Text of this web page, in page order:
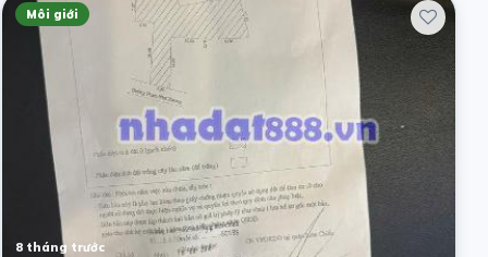
Môi giới
8 tháng trước